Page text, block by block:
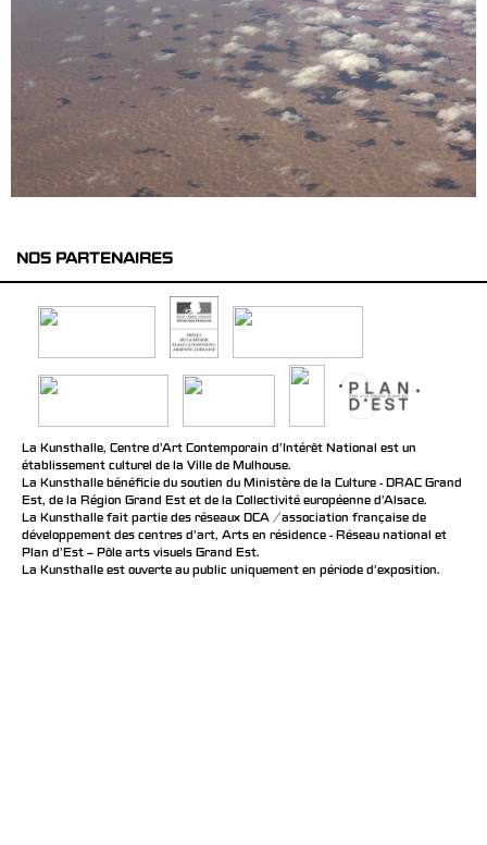
NOS PARTENAIRES
La Kunsthalle, Centre d’Art Contemporain d’Intérêt National est un
établissement culturel de la Ville de Mulhouse.
La Kunsthalle bénéficie du soutien du Ministère de la Culture - DRAC Grand
Est, de la Région Grand Est et de la Collectivité européenne d’Alsace.
La Kunsthalle fait partie des réseaux DCA / association française de
développement des centres d'art, Arts en résidence - Réseau national et
Plan d’Est – Pôle arts visuels Grand Est.
La Kunsthalle est ouverte au public uniquement en période d'exposition.